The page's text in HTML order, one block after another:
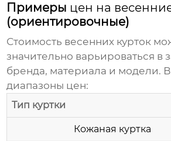
Примеры цен на
(ориентировочные)
Стоимость весенних курток
значительно варьироваться в
бренда, материала и модели.
диапазоны цен:
Тип куртки
Кожаная куртка